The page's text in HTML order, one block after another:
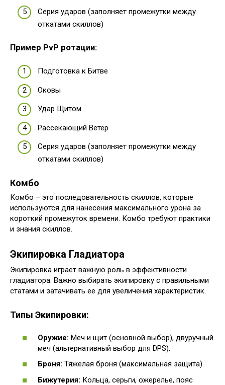
Серия ударов (заполняет промежутки между
откатами скиллов)
Пример PvP ротации:
Подготовка к Битве
Оковы
Удар Щитом
Рассекающий Ветер
Серия ударов (заполняет промежутки между
откатами скиллов)
Комбо
Комбо – это последовательность скиллов, которые
используются для нанесения максимального урона за
короткий промежуток времени. Комбо требуют практики
и знания скиллов.
Экипировка Гладиатора
Экипировка играет важную роль в эффективности
гладиатора. Важно выбирать экипировку с правильными
статами и затачивать ее для увеличения характеристик.
Типы Экипировки:
Оружие: Меч и щит (основной выбор), двуручный
меч (альтернативный выбор для DPS).
Броня: Тяжелая броня (максимальная защита).
Бижутерия: Кольца, серьги, ожерелье, пояс